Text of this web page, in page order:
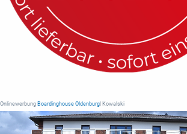
Onlinewerbung Boardinghouse Oldenburg | Kowalski